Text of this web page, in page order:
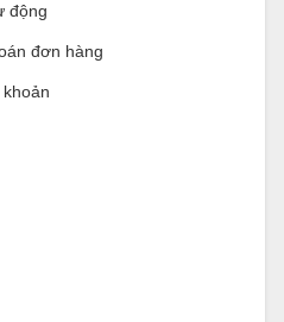
động
đơn hàng